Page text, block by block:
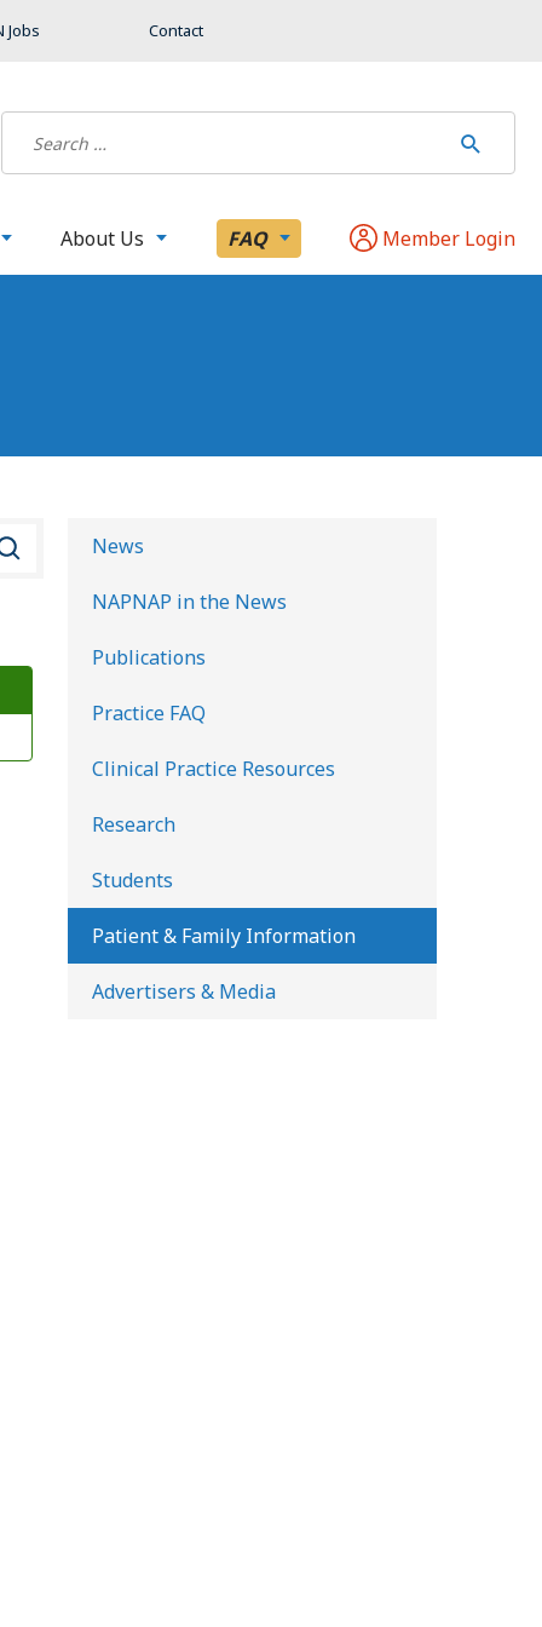
Jobs Contact
About Us FAQ Member Login
News
NAPNAP in the News
Publications
Practice FAQ
Clinical Practice Resources
Research
Students
Patient & Family Information
Advertisers & Media